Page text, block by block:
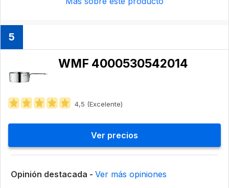
5
WMF 4000530542014
4,5 (Excelente)
Ver precios
Opinión destacada - Ver más opiniones